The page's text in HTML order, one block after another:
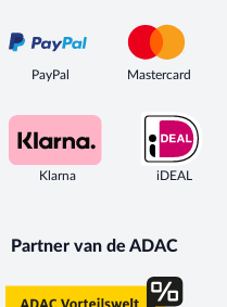
PayPal Mastercard
Klarna iDEAL
Partner van de ADAC